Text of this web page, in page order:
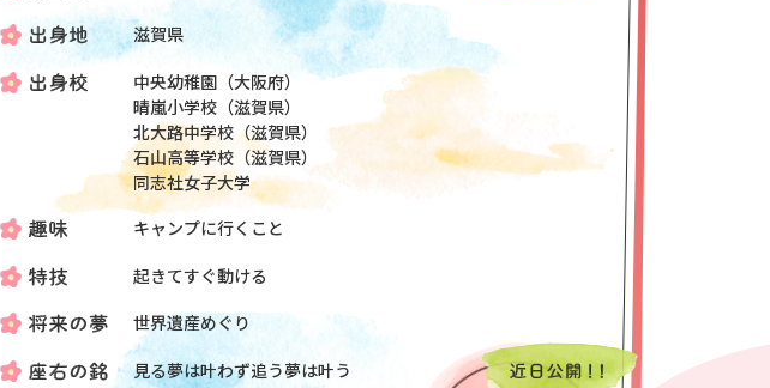
滋賀県
中央幼稚園（大阪府）
晴嵐小学校（滋賀県）
北大路中学校（滋賀県）
石山高等学校（滋賀県）
同志社女子大学
キャンプに行くこと
起きてすぐ動ける
世界遺産めぐり
見る夢は叶わず追う夢は叶う